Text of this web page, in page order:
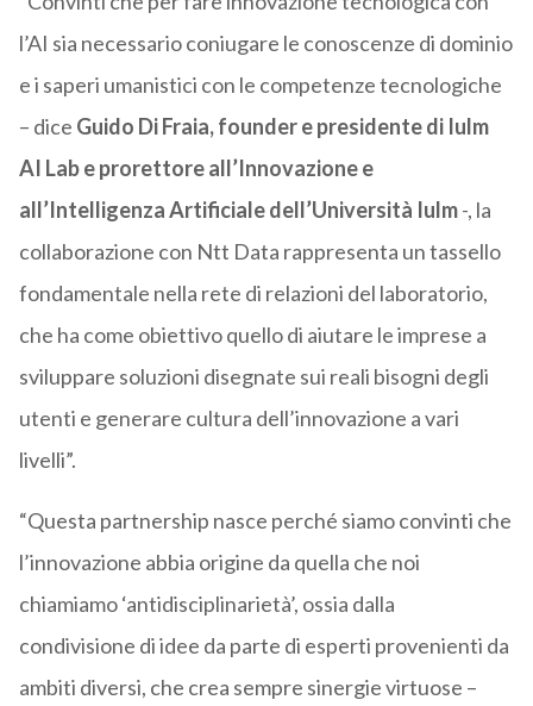
l’AI sia necessario coniugare le conoscenze di dominio
e i saperi umanistici con le competenze tecnologiche
– dice Guido Di Fraia, founder e presidente di Iulm
AI Lab e prorettore all’Innovazione e
all’Intelligenza Artificiale dell’Università Iulm-, la
collaborazione con Ntt Data rappresenta un tassello
fondamentale nella rete di relazioni del laboratorio,
che ha come obiettivo quello di aiutare le imprese a
sviluppare soluzioni disegnate sui reali bisogni degli
utenti e generare cultura dell’innovazione a vari
livelli”.
“Questa partnership nasce perché siamo convinti che
l’innovazione abbia origine da quella che noi
chiamiamo ‘antidisciplinarietà’, ossia dalla
condivisione di idee da parte di esperti provenienti da
ambiti diversi, che crea sempre sinergie virtuose –